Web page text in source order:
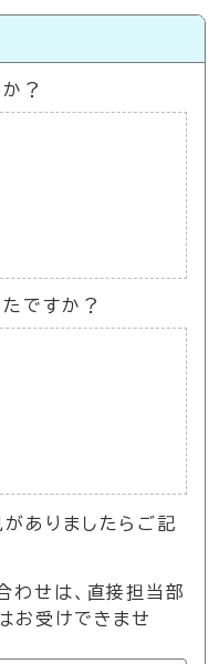
？
ですか？
ありましたらご記
わせは、直接担当部
お受けできませ